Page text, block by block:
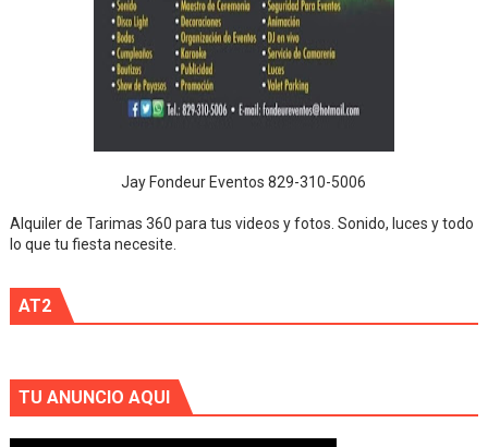
Jay Fondeur Eventos 829-310-5006
Alquiler de Tarimas 360 para tus videos y fotos. Sonido, luces y todo
lo que tu fiesta necesite.
AT2
TU ANUNCIO AQUI